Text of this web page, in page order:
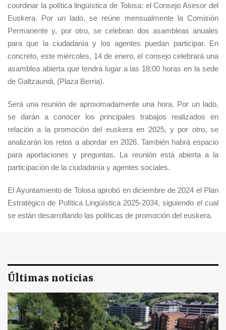
coordinar la política lingüística de Tolosa: el Consejo Asesor del
Euskera. Por un lado, se reúne mensualmente la Comisión
Permanente y, por otro, se celebran dos asambleas anuales
para que la ciudadanía y los agentes puedan participar. En
concreto, este miércoles, 14 de enero, el consejo celebrará una
asamblea abierta que tendrá lugar a las 18:00 horas en la sede
de Galtzaundi, (Plaza Berria).
Será una reunión de aproximadamente una hora. Por un lado,
se darán a conocer los principales trabajos realizados en
relación a la promoción del euskera en 2025, y por otro, se
analizarán los retos a abordar en 2026. También habrá espacio
para aportaciones y preguntas. La reunión está abierta a la
participación de la ciudadanía y agentes sociales.
El Ayuntamiento de Tolosa aprobó en diciembre de 2024 el Plan
Estratégico de Política Lingüística 2025-2034, siguiendo el cual
se están desarrollando las políticas de promoción del euskera.
Últimas noticias